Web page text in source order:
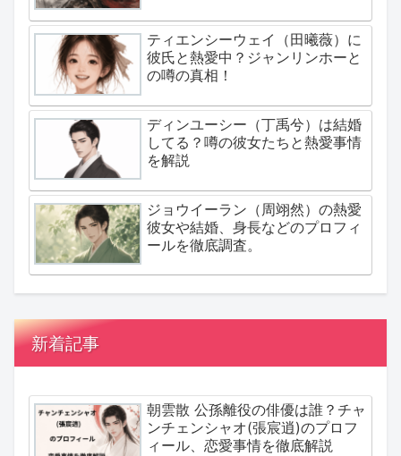
ティエンシーウェイ（田曦薇）に
彼氏と熱愛中？ジャンリンホーと
の噂の真相！
ディンユーシー（丁禹兮）は結婚
してる？噂の彼女たちと熱愛事情
を解説
ジョウイーラン（周翊然）の熱愛
彼女や結婚、身長などのプロフィ
ールを徹底調査。
新着記事
朝雲散 公孫離役の俳優は誰？チャ
ンチェンシャオ(張宸逍)のプロフ
ィール、恋愛事情を徹底解説